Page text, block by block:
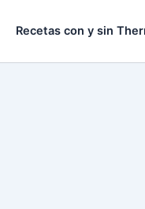
Recetas con y sin